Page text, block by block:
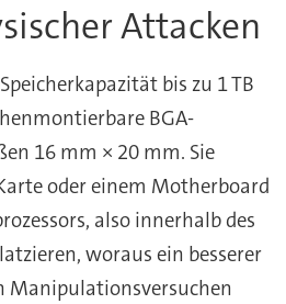
Attacken
bis zu 1 TB
BGA-
16 mm × 20 mm. Sie
oder einem Motherboard
also innerhalb des
woraus ein besserer
Manipulationsversuchen